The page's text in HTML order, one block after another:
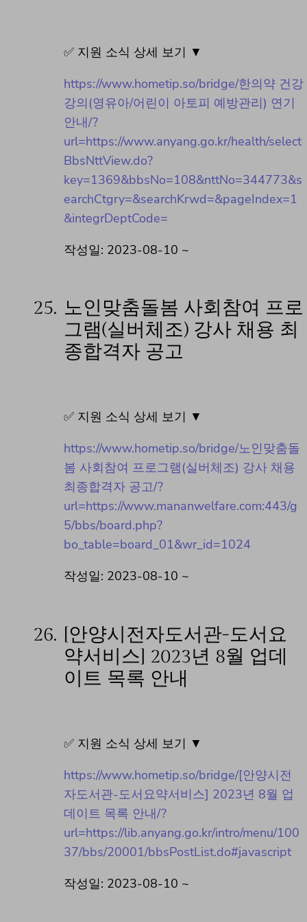
✅ 지원 소식 상세 보기 ▼
https://www.hometip.so/bridge/한의약 건강
강의(영유아/어린이 아토피 예방관리) 연기
안내/?
url=https://www.anyang.go.kr/health/select
BbsNttView.do?
key=1369&bbsNo=108&nttNo=344773&s
earchCtgry=&searchKrwd=&pageIndex=1
&integrDeptCode=
작성일: 2023-08-10 ~
25. 노인맞춤돌봄 사회참여 프로
그램(실버체조) 강사 채용 최
종합격자 공고
✅ 지원 소식 상세 보기 ▼
https://www.hometip.so/bridge/노인맞춤돌
봄 사회참여 프로그램(실버체조) 강사 채용
최종합격자 공고/?
url=https://www.mananwelfare.com:443/g
5/bbs/board.php?
bo_table=board_01&wr_id=1024
작성일: 2023-08-10 ~
26. [안양시전자도서관-도서요
약서비스] 2023년 8월 업데
이트 목록 안내
✅ 지원 소식 상세 보기 ▼
https://www.hometip.so/bridge/[안양시전
자도서관-도서요약서비스] 2023년 8월 업
데이트 목록 안내/?
url=https://lib.anyang.go.kr/intro/menu/100
37/bbs/20001/bbsPostList.do#javascript
작성일: 2023-08-10 ~